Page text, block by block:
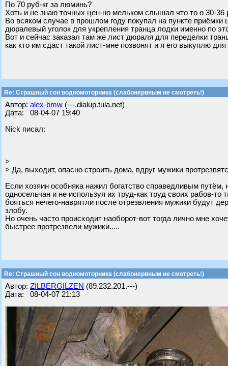
По 70 руб-кг за люминь?
Хоть и не знаю точных цен-но мельком слышал что то о 30-36
Во всяком случае в прошлом году покупал на пункте приёмки
дюралевый уголок для укрепления транца лодки именно по
Вот и сейчас заказал там же лист дюраля для переделки
как кто им сдаст такой лист-мне позвонят и я его выкуплю
Re: Страшный сон водномоторника (слабонервным не смотреть!)
Автор: alex-bmw (---.dialup.tula.net)
Дата: 08-04-07 19:40
Nick писал:
>
> Да, выходит, опасно строить дома, вдруг мужики
Если хозяин особняка нажил богатство справедливым путём,
односельчан и не используя их труд-как труд своих рабов-то
бояться нечего-наврятли после отрезвления мужики будут
злобу.
Но очень часто происходит наоборот-вот тогда лично мне
быстрее протрезвели мужики.....
Re: Страшный сон водномоторника (слабонервным не смотреть!)
Автор: ZILBERGILZEN (89.232.201.---)
Дата: 08-04-07 21:13